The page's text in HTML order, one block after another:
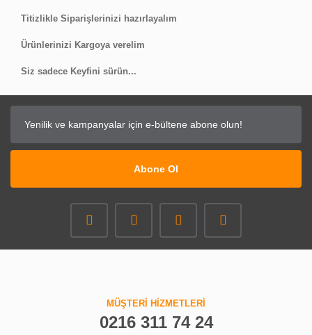
Titizlikle Siparişlerinizi hazırlayalım
Ürünlerinizi Kargoya verelim
Siz sadece Keyfini sürün...
Abone Ol
MÜŞTERİ HİZMETLERİ
0216 311 74 24